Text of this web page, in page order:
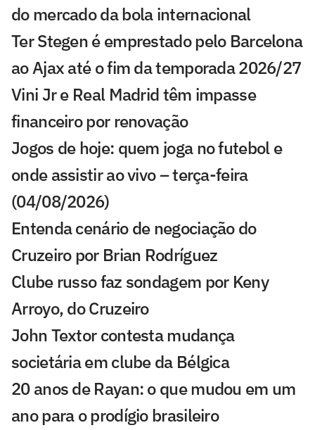
do mercado da bola internacional
Ter Stegen é emprestado pelo Barcelona
ao Ajax até o fim da temporada 2026/27
Vini Jr e Real Madrid têm impasse
financeiro por renovação
Jogos de hoje: quem joga no futebol e
onde assistir ao vivo – terça-feira
(04/08/2026)
Entenda cenário de negociação do
Cruzeiro por Brian Rodríguez
Clube russo faz sondagem por Keny
Arroyo, do Cruzeiro
John Textor contesta mudança
societária em clube da Bélgica
20 anos de Rayan: o que mudou em um
ano para o prodígio brasileiro